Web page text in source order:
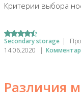
Критерии выбора
Secondary storage |
14.06.2020
|
Различия